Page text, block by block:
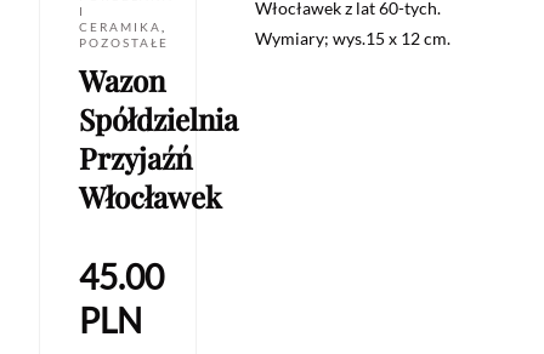
I
CERAMIKA
POZOSTAŁE
Wazon
Spółdzielnia
Przyjaźń
Włocławek
45.00
PLN
Włocławek z lat 60-tych.
Wymiary; wys.15 x 12 cm.